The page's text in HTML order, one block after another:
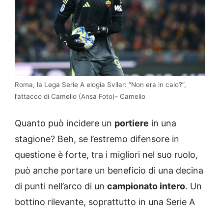
Roma, la Lega Serie A elogia Svilar: “Non era in calo?”,
l’attacco di Camelio (Ansa Foto)- Camelio
Quanto può incidere un portiere in una
stagione? Beh, se l’estremo difensore in
questione è forte, tra i migliori nel suo ruolo,
può anche portare un beneficio di una decina
di punti nell’arco di un campionato intero. Un
bottino rilevante, soprattutto in una Serie A